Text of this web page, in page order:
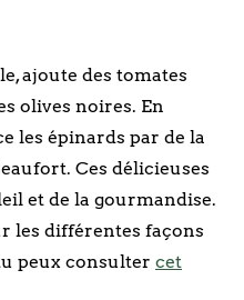
ajoute des tomates
olives noires. En
les épinards par de la
Ces délicieuses
et de la gourmandise.
les différentes façons
peux consulter cet